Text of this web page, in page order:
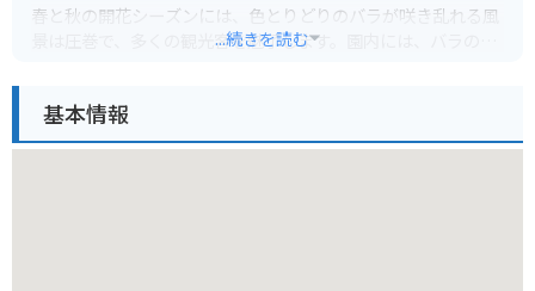
春と秋の開花シーズンには、色とりどりのバラが咲き乱れる風
景は圧巻で、多くの観光客を魅了します。園内には、バラのア
すめです。
...続きを読む
基本情報